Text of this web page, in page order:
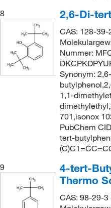
8
2,6-Di-
CAS: 128-
Nummer:
Synonym:
1,1-
701,isonox
PubChem
tert-
9
4-tert-
Thermo
CAS: 98-29-